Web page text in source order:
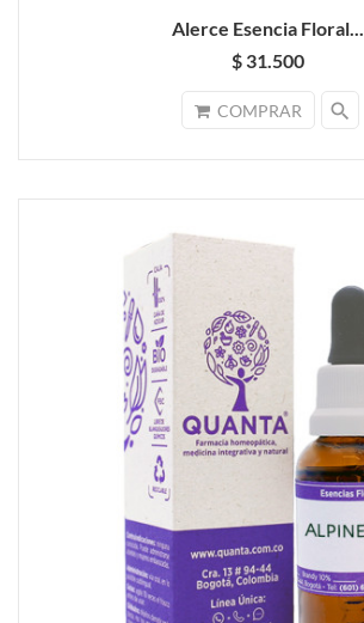
Alerce Esencia Floral...
$ 31.500
COMPRAR search